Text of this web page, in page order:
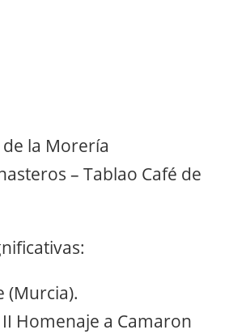
la Morería
– Tablao Café de
(Murcia).
Homenaje a Camaron